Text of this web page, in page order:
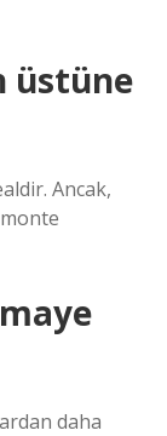
üstüne
Ancak,
daha